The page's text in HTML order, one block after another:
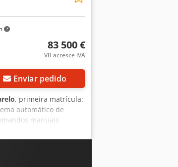
83 500 €
VB acresce IVA
Enviar pedido
, primeira matrícula:
automático de
manuais
Cabine com ar
com
com dentes
braço Faróis